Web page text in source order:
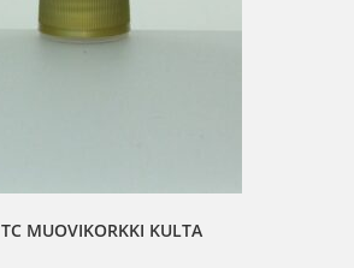
MUOVIKORKKI KULTA